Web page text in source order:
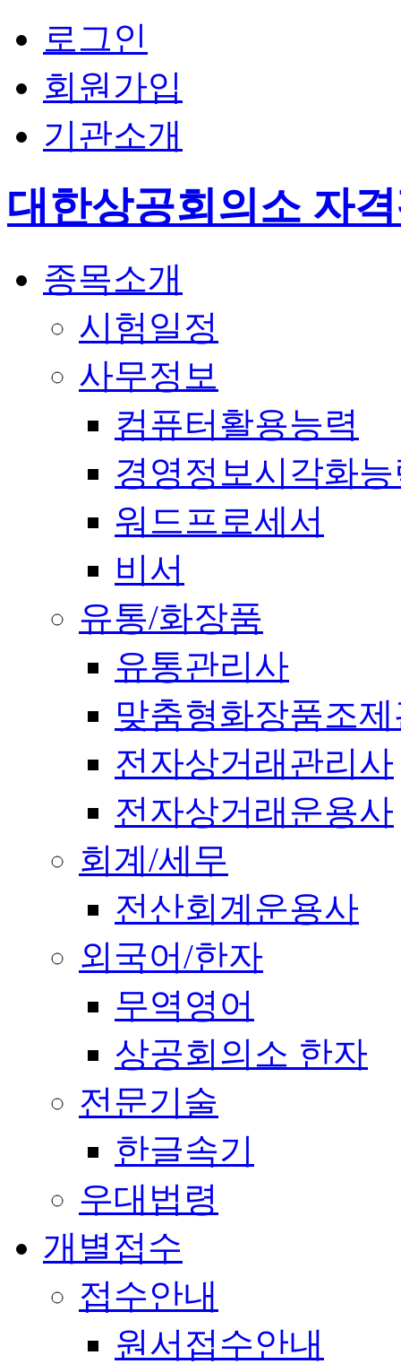
로그인
회원가입
기관소개
대한상공회의소 자
종목소개
시험일정
사무정보
컴퓨터활용능력
경영정보시각화
워드프로세서
비서
유통/화장품
유통관리사
맞춤형화장품조
전자상거래관리사
전자상거래운용사
회계/세무
전산회계운용사
외국어/한자
무역영어
상공회의소 한자
전문기술
한글속기
우대법령
개별접수
접수안내
원서접수안내